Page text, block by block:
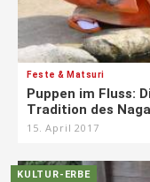
Feste & Matsuri
Puppen im Fluss:
Tradition des
15. April 2017
KULTUR-ERBE